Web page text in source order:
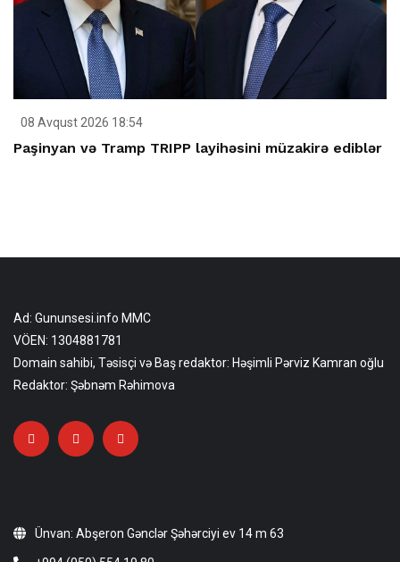
08 Avqust 2026 18:54
Paşinyan və Tramp TRIPP layihəsini müzakirə ediblər
Ad: Gununsesi.info MMC
VÖEN: 1304881781
Domain sahibi, Təsisçi və Baş redaktor: Həşimli Pərviz Kamran oğlu
Redaktor: Şəbnəm Rəhimova
Ünvan: Abşeron Gənclər Şəhərciyi ev 14 m 63